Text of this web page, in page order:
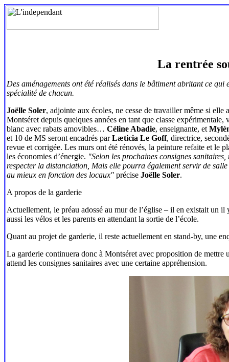
La rentrée
Des aménagements ont été réalisés dans le bâtiment abritant ce
spécialité de chacun.
Joëlle Soler, adjointe aux écoles, ne cesse de travailler même si
Montséret depuis quelques années en tant que classe
blanc avec rabats amovibles… Céline Abadie, enseignante, et
et 10 de MS seront encadrés parLæticia Le Goff, directrice,
revue et corrigée. Les murs ont été rénovés, la peinture refaite et le
les économies d’énergie. "Selon les prochaines consignes
respecter la distanciation, Mais elle pourra également servir de
au mieux en fonction des locaux" précise Joëlle Soler.
A propos de la garderie
Actuellement, le préau adossé au mur de l’église – il en existait un
aussi les vélos et les parents en attendant la sortie de l’école.
Quant au projet de garderie, il reste actuellement en stand-by, une
La garderie continuera donc à Montséret avec proposition de mettre
attend les consignes sanitaires avec une certaine appréhension.